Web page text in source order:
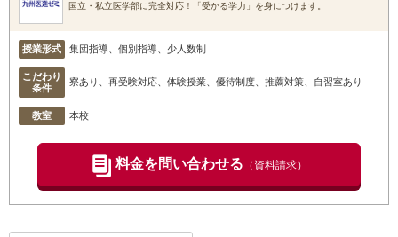
国立・私立医学部に完全対応！「受かる学力」を身につけます。
授業形式 集団指導、個別指導、少人数制
こだわり
条件
寮あり、再受験対応、体験授業、優待制度、推薦対策、自習室あり
教室 本校
料金を問い合わせる （資料請求）